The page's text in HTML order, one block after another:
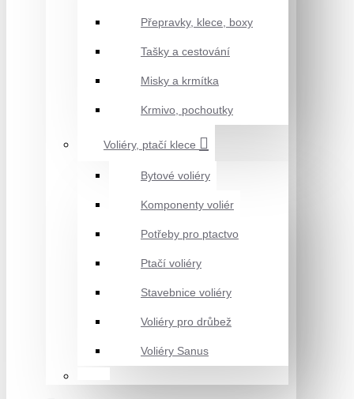
Přepravky, klece, boxy
Tašky a cestování
Misky a krmítka
Krmivo, pochoutky
Voliéry, ptačí klece
Bytové voliéry
Komponenty voliér
Potřeby pro ptactvo
Ptačí voliéry
Stavebnice voliéry
Voliéry pro drůbež
Voliéry Sanus